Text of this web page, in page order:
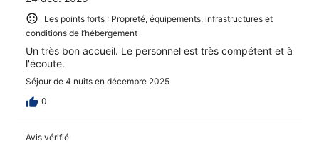
Les points forts : Propreté, équipements, infrastructures et
conditions de l’hébergement
Un très bon accueil. Le personnel est très compétent et à
l'écoute.
Séjour de 4 nuits en décembre 2025
0
Avis vérifié